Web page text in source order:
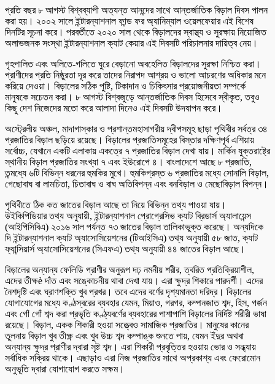
প্রতি বছর ৮ আগস্ট বিশ্বব্যাপী অত্যন্ত আনন্দের সাথে আন্তর্জাতিক বিড়াল দিবস পালন
করা হয়। ২০০২ সালে ইন্টারন্যাশনাল ফান্ড ফর অ্যানিম্যাল ওয়েলফেয়ার এই বিশেষ
দিনটির সূচনা করে। পরবর্তীতে ২০২০ সাল থেকে বিড়ালদের স্বাস্থ্য ও সুরক্ষায় নিয়োজিত
অলাভজনক সংস্থা ইন্টারন্যাশনাল ক্যাট কেয়ার এই দিবসটি পরিচালনার দায়িত্ব নেয়।
গৃহপালিত এবং অলিতে-গলিতে ঘুরে বেড়ানো অবহেলিত বিড়ালদের সুরক্ষা নিশ্চিত করা।
প্রাণীদের প্রতি নিষ্ঠুরতা দূর করে তাদের নিরাপদ আশ্রয় ও ভালো আচরণের অধিকার মনে
করিয়ে দেওয়া। বিড়ালের সঠিক পুষ্টি, টিকাদান ও চিকিৎসার প্রয়োজনীয়তা সম্পর্কে
মানুষকে সচেতন করা। ৮ আগস্ট বিশ্বজুড়ে আন্তর্জাতিক দিবস হিসেবে স্বীকৃত, তবুও
কিছু দেশ নিজেদের মতো করে আলাদা দিনেও এই দিবসটি উদযাপন করে।
অস্ট্রেলীয় অঞ্চল, মাদাগাস্কার ও প্রশান্তমহাসাগরীয় দ্বীপসমূহ ছাড়া পৃথিবীর সর্বত্র ৩৪
প্রজাতির বিড়াল ছড়িয়ে রয়েছে। বিড়ালের প্রজাতিসমূহের বিস্তার দক্ষিণপূর্ব এশিয়ায়
সর্বোচ্চ, যেখানে একটি এলাকায় একত্রে ৭ প্রজাতির বিড়াল দেখা যায়। মার্কিন যুক্তরাষ্ট্রে
স্থানীয় বিড়াল প্রজাতির সংখ্যা ৭ এবং ইউরোপে ৪। বাংলাদেশে আছে ৮ প্রজাতি,
তন্মধ্যে ৬টি বিভিন্ন ধরনের হুমকির মুখে। হুমকিগ্রস্ত ৬ প্রজাতির মধ্যে সোনালি বিড়াল,
গেছোবাঘ বা লামচিতা, চিতাবাঘ ও বাঘ অতিবিপন্ন এবং বনবিড়াল ও মেছোবিড়াল বিপন্ন।
পৃথিবীতে ঠিক কত জাতের বিড়াল আছে তা নিয়ে বিভিন্ন তথ্য পাওয়া যায়।
উইকিপিডিয়ার তথ্য অনুযায়ী, ইন্টারন্যাশনাল প্রোগ্রেসিভ ক্যাট ব্রিডার্স অ্যালায়েন্স
(আইপিসিবিএ) ২০১৬ সাল পর্যন্ত ৭৩ জাতের বিড়াল তালিকাভুক্ত করেছে। অন্যদিকে
দি ইন্টারন্যাশনাল ক্যাট অ্যাসোসিয়েশনের (টিআইসিএ) তথ্য অনুযায়ী ৫৮ জাত, ক্যাট
ফ্যান্সিয়ার্স অ্যাসোসিয়েশনের (সিএফএ) তথ্য অনুযায়ী ৪৪ জাতের বিড়াল আছে।
বিড়ালের অন্যান্য ফেলিডি প্রাণীর অনুরূপ দঢ় নমনীয় শরীর, ত্বরিত প্রতিক্রিয়াশীল,
এদের তীক্ষè দাঁত এবং সঙ্কোচনীয় থাবা দেখা যায়। এরা ক্ষুদ্র শিকারে পারদর্শী। এদের
নৈশদৃষ্টি এবং ঘ্রাণশক্তি খুব প্রখর। তবে এদের বর্ণের দৃশ্যমানতা দরিদ্র। বিড়ালের
যোগাযোগের মধ্যে কণ্ঠস্বরের ব্যবহার যেমন, মিয়াও, গরগর, কম্পনজাত শব্দ, হিস, গর্জন
এবং গোঁ গোঁ শব্দ করা প্রভৃতি কণ্ঠ্যবর্ণের ব্যবহারের পাশাপাশি বিড়ালের নির্দিষ্ট শরীরী ভাষা
রয়েছে। বিড়াল, একক শিকারী হওয়া সত্ত্বেও সামাজিক প্রজাতির। মানুষের কানের
তুলনায় বিড়াল খুব তীক্ষ্ণ এবং খুব উচ্চ শব্দ কম্পাঙ্ক শুনতে পায়, যেমন ইঁদুর অথবা
অন্যান্য ক্ষুদ্র প্রাণীর দ্বারা সৃষ্ট শব্দ। এরা শিকারী প্রবৃত্তির হওয়ায় ভোর ও সন্ধ্যায়
সর্বাধিক সক্রিয় থাকে। এছাড়াও এরা নিজ প্রজাতির সাথে অপ্রকাশ্য এবং ফেরোমোন
অনুভূতি দ্বারা যোগাযোগ করতে সক্ষম।